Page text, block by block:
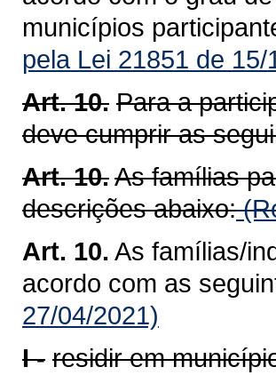
municípios
pela Lei 21851 de 15/
Art. 10. Para a
deve cumprir as
Art. 10.As famílias
descrições abaixo:
Art. 10. As famílias/
acordo com as
27/04/2021)
I - residir em